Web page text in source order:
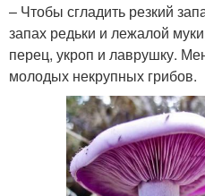
– Чтобы сгладить резкий
запах редьки и лежалой
перец, укроп и лаврушку.
молодых некрупных грибов.